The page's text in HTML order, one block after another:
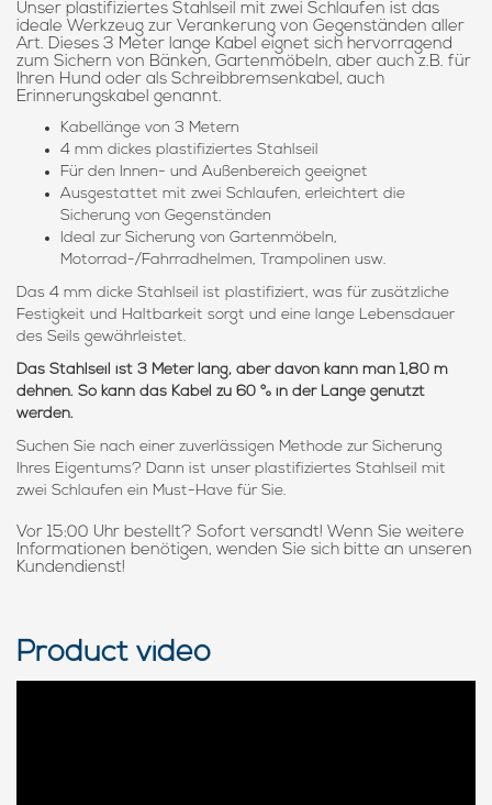
Unser plastifiziertes Stahlseil mit zwei Schlaufen ist das
ideale Werkzeug zur Verankerung von Gegenständen aller
Art. Dieses 3 Meter lange Kabel eignet sich hervorragend
zum Sichern von Bänken, Gartenmöbeln, aber auch z.B. für
Ihren Hund oder als Schreibbremsenkabel, auch
Erinnerungskabel genannt.
Kabellänge von 3 Metern
4 mm dickes plastifiziertes Stahlseil
Für den Innen- und Außenbereich geeignet
Ausgestattet mit zwei Schlaufen, erleichtert die
Sicherung von Gegenständen
Ideal zur Sicherung von Gartenmöbeln,
Motorrad-/Fahrradhelmen, Trampolinen usw.
Das 4 mm dicke Stahlseil ist plastifiziert, was für zusätzliche
Festigkeit und Haltbarkeit sorgt und eine lange Lebensdauer
des Seils gewährleistet.
Das Stahlseil ist 3 Meter lang, aber davon kann man 1,80 m
dehnen. So kann das Kabel zu 60 % in der Länge genutzt
werden.
Suchen Sie nach einer zuverlässigen Methode zur Sicherung
Ihres Eigentums? Dann ist unser plastifiziertes Stahlseil mit
zwei Schlaufen ein Must-Have für Sie.
Vor 15:00 Uhr bestellt? Sofort versandt! Wenn Sie weitere
Informationen benötigen, wenden Sie sich bitte an unseren
Kundendienst!
Product video